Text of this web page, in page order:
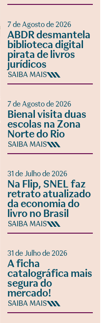
7 de Agosto de 2026
ABDR desmantela
biblioteca digital
pirata de livros
jurídicos
SAIBA MAIS
7 de Agosto de 2026
Bienal visita duas
escolas na Zona
Norte do Rio
SAIBA MAIS
31 de Julho de 2026
Na Flip, SNEL faz
retrato atualizado
da economia do
livro no Brasil
SAIBA MAIS
31 de Julho de 2026
A ficha
catalográfica mais
segura do
mercado!
SAIBA MAIS